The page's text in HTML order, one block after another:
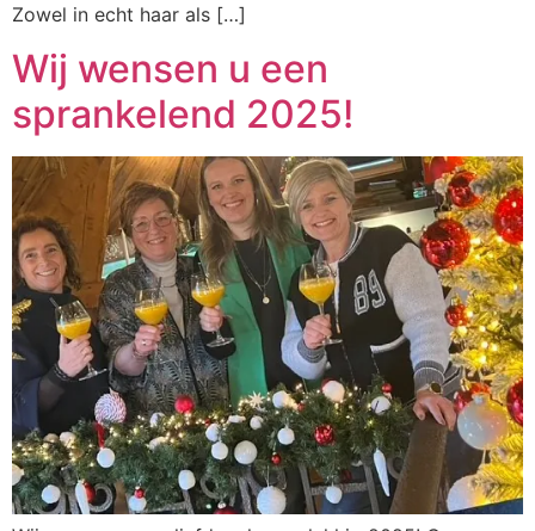
Zowel in echt haar als […]
Wij wensen u een
sprankelend 2025!